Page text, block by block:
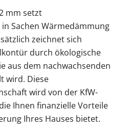
mm setzt
Sachen Wärmedämmung
zeichnet sich
durch ökologische
aus dem nachwachsenden
wird. Diese
wird von der KfW-
Ihnen finanzielle Vorteile
Ihres Hauses bietet.